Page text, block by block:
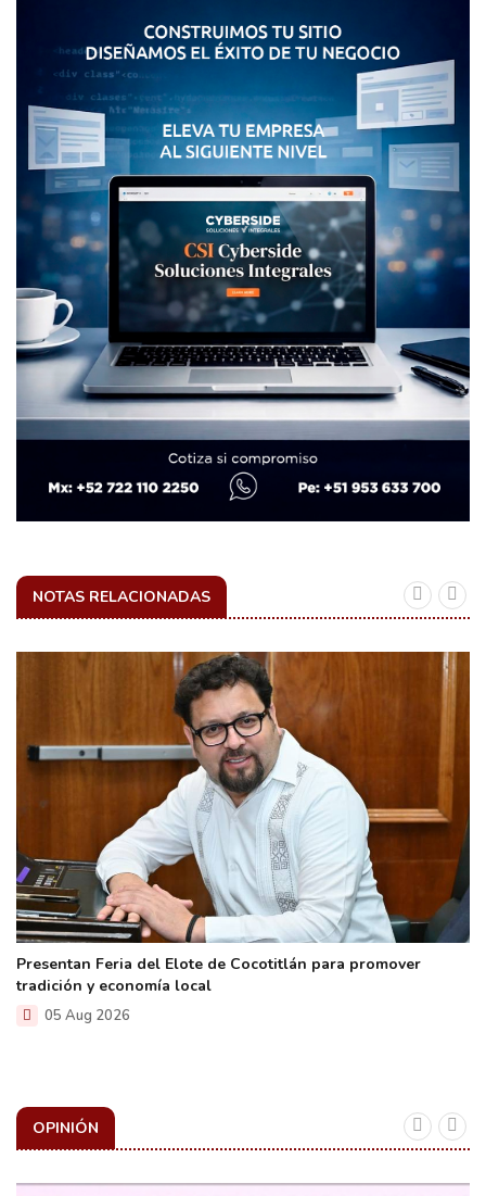
NOTAS RELACIONADAS
Presentan Feria del Elote de Cocotitlán para promover
tradición y economía local
05 Aug 2026
OPINIÓN